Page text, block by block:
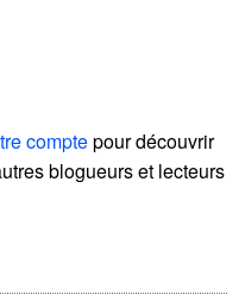
comptepour découvrir
blogueurs et lecteurs